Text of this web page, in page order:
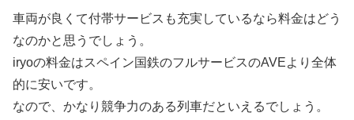
車両が良くて付帯サービスも充実しているなら料金はどう
なのかと思うでしょう。
iryoの料金はスペイン国鉄のフルサービスのAVEより全体
的に安いです。
なので、かなり競争力のある列車だといえるでしょう。